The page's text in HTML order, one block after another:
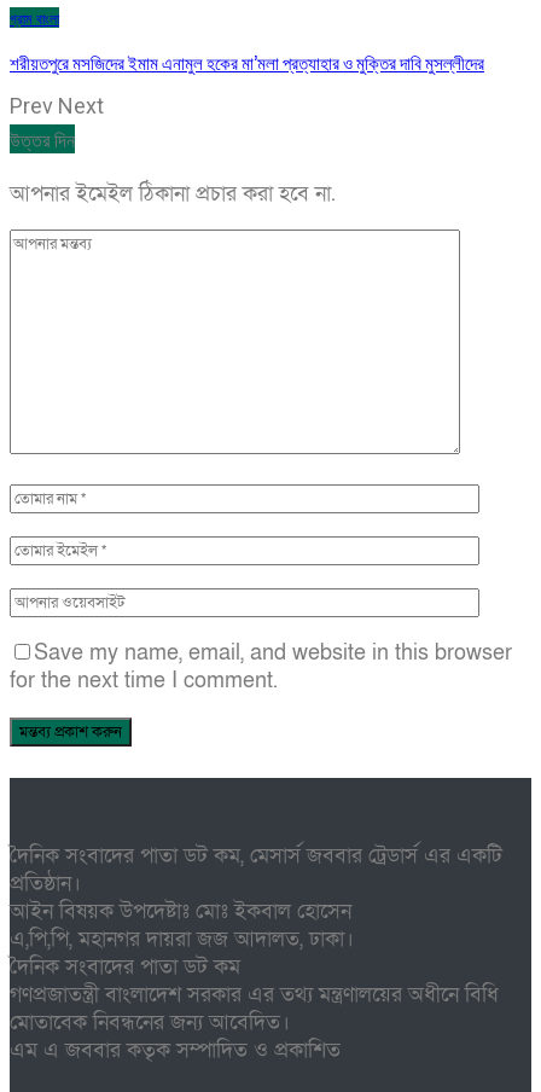
গ্রাম বাংলা
শরীয়তপুরে মসজিদের ইমাম এনামুল হকের মা’মলা প্রত্যাহার ও মুক্তির দাবি মুসল্লীদের
Prev Next
উত্তর দিন
আপনার ইমেইল ঠিকানা প্রচার করা হবে না.
Save my name, email, and website in this browser
for the next time I comment.
দৈনিক সংবাদের পাতা ডট কম, মেসার্স জববার ট্রেডার্স এর একটি
প্রতিষ্ঠান।
আইন বিষয়ক উপদেষ্টাঃ মোঃ ইকবাল হোসেন
এ,পি,পি, মহানগর দায়রা জজ আদালত, ঢাকা।
দৈনিক সংবাদের পাতা ডট কম
গণপ্রজাতন্ত্রী বাংলাদেশ সরকার এর তথ্য মন্ত্রণালয়ের অধীনে বিধি
মোতাবেক নিবন্ধনের জন্য আবেদিত।
এম এ জববার কতৃক সম্পাদিত ও প্রকাশিত